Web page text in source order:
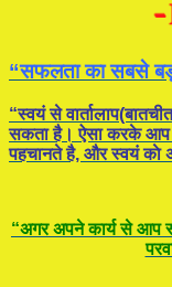
“सफलता का सबसे
“स्वयं से
सकता है। ऐसा करके आप
पहचानते है, और स्वयं काे
“अगर अपने कार्य से आप